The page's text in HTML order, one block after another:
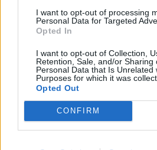
I want to opt-out of processing
Personal Data for Targeted
Opted In
I want to opt-out of Collection,
Retention, Sale, and/or Sharing
Personal Data that Is Unrelated
Purposes for which it was
Opted Out
CONFIRM
τιμολόγηση –
μετάθεση
Συνάντηση με
γραμματέα
Γυαλιού
ΓΣΕΒΕΕ και
Η νέα